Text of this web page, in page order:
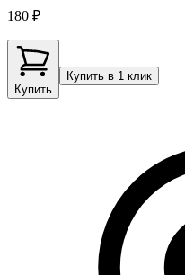
180 ₽
Купить
Купить в 1 клик